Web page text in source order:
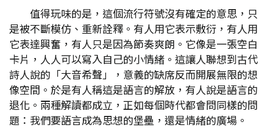
值得玩味的是，這個流行符號沒有確定的意思，只
是被不斷模仿、重新詮釋。有人用它表示敷衍，有人用
它表達興奮，有人只是因為節奏爽朗。它像是一張空白
卡片，人人可以寫入自己的小情緒。這讓人聯想到古代
詩人說的「大音希聲」，意義的缺席反而開展無限的想
像空間。於是有人稱這是語言的解放，有人說是語言的
退化。兩種解讀都成立，正如每個時代都會問同樣的問
題：我們要語言成為思想的堡壘，還是情緒的廣場。